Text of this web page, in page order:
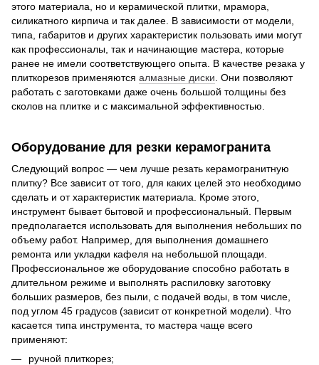
этого материала, но и керамической плитки, мрамора,
силикатного кирпича и так далее. В зависимости от модели,
типа, габаритов и других характеристик пользовать ими могут
как профессионалы, так и начинающие мастера, которые
ранее не имели соответствующего опыта. В качестве резака у
плиткорезов применяются алмазные диски . Они позволяют
работать с заготовками даже очень большой толщины без
сколов на плитке и с максимальной эффективностью.
Оборудование для резки керамогранита
Следующий вопрос — чем лучше резать керамогранитную
плитку? Все зависит от того, для каких целей это необходимо
сделать и от характеристик материала. Кроме этого,
инструмент бывает бытовой и профессиональный. Первым
предполагается использовать для выполнения небольших по
объему работ. Например, для выполнения домашнего
ремонта или укладки кафеля на небольшой площади.
Профессиональное же оборудование способно работать в
длительном режиме и выполнять распиловку заготовку
больших размеров, без пыли, с подачей воды, в том числе,
под углом 45 градусов (зависит от конкретной модели). Что
касается типа инструмента, то мастера чаще всего
применяют:
ручной плиткорез;